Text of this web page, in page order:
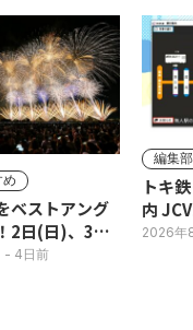
ベストアング
2日(日)、3日
- 4日前
編集
トキ
内 JCV123チャンネルで平
日毎
2026年